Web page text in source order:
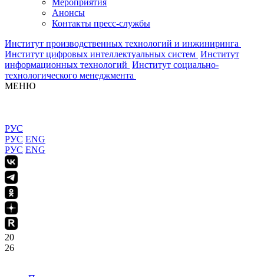
Мероприятия
Анонсы
Контакты пресс-службы
Институт производственных технологий и инжиниринга
Институт цифровых интеллектуальных систем Институт
информационных технологий Институт социально-
технологического менеджмента
МЕНЮ
РУС
РУС ENG
РУС ENG
20
26